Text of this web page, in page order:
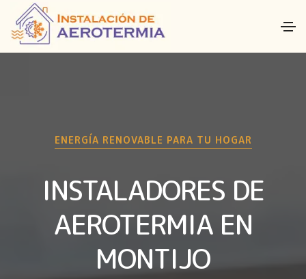
ENERGÍA RENOVABLE PARA TU HOGAR
INSTALADORES DE
AEROTERMIA EN
MONTIJO